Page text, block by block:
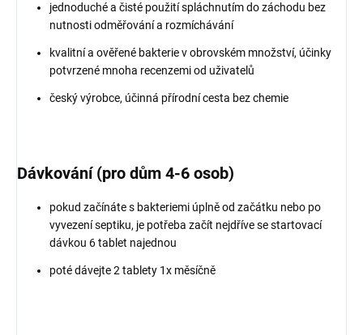
jednoduché a čisté použití spláchnutím do záchodu bez
nutnosti odměřování a rozmíchávání
kvalitní a ověřené bakterie v obrovském množství, účinky
potvrzené mnoha recenzemi od uživatelů
český výrobce, účinná přírodní cesta bez chemie
Dávkování (pro dům 4-6 osob)
pokud začínáte s bakteriemi úplně od začátku nebo po
vyvezení septiku, je potřeba začít nejdříve se startovací
dávkou 6 tablet najednou
poté dávejte 2 tablety 1x měsíčně